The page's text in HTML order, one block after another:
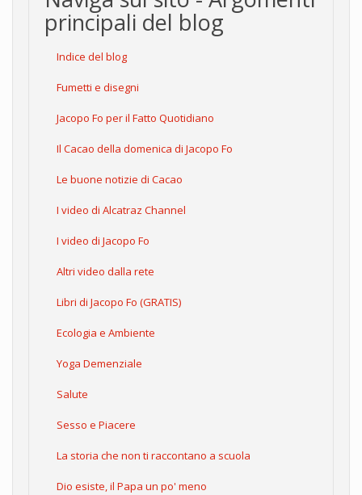
principali del blog
Indice del blog
Fumetti e disegni
Jacopo Fo per il Fatto Quotidiano
Il Cacao della domenica di Jacopo Fo
Le buone notizie di Cacao
I video di Alcatraz Channel
I video di Jacopo Fo
Altri video dalla rete
Libri di Jacopo Fo (GRATIS)
Ecologia e Ambiente
Yoga Demenziale
Salute
Sesso e Piacere
La storia che non ti raccontano a scuola
Dio esiste, il Papa un po' meno